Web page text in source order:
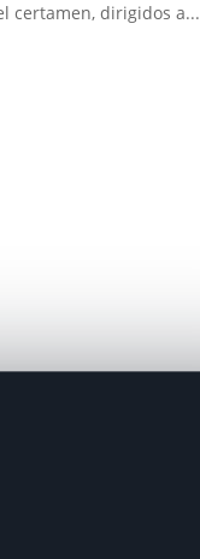
certamen, dirigidos a...